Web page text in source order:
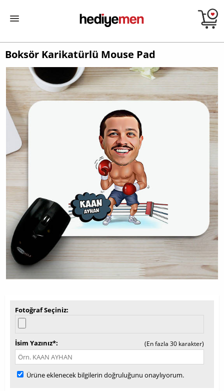
Boksör Karikatürlü Mouse Pad
Fotoğraf Seçiniz
İsim Yazınız* (En fazla 30 karakter)
Ürüne eklenecek bilgilerin doğruluğunu onaylıyorum.